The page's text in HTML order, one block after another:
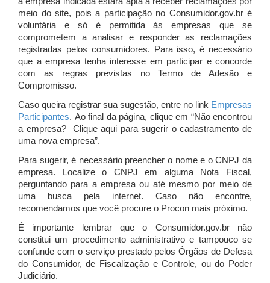
meio do site, pois a participação no Consumidor.gov.br é
voluntária e só é permitida às empresas que se
comprometem a analisar e responder as reclamações
registradas pelos consumidores. Para isso, é necessário
que a empresa tenha interesse em participar e concorde
com as regras previstas no Termo de Adesão e
Compromisso.
Caso queira registrar sua sugestão, entre no link Empresas
Participantes. Ao final da página, clique em “Não encontrou
a empresa? Clique aqui para sugerir o cadastramento de
uma nova empresa”.
Para sugerir, é necessário preencher o nome e o CNPJ da
empresa. Localize o CNPJ em alguma Nota Fiscal,
perguntando para a empresa ou até mesmo por meio de
uma busca pela internet. Caso não encontre,
recomendamos que você procure o Procon mais próximo.
É importante lembrar que o Consumidor.gov.br não
constitui um procedimento administrativo e tampouco se
confunde com o serviço prestado pelos Órgãos de Defesa
do Consumidor, de Fiscalização e Controle, ou do Poder
Judiciário.